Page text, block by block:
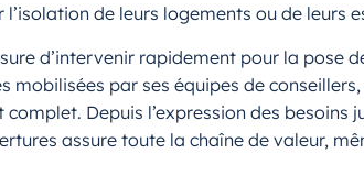
de leurs logements ou de leurs
d’intervenir rapidement pour la pose
mobilisées par ses équipes de
Depuis l’expression des
assure toute la chaîne de valeur,